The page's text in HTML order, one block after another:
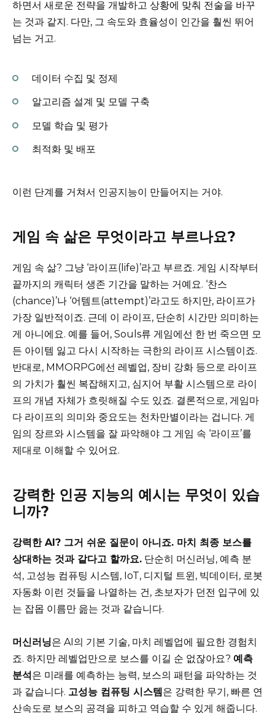
하면서 새로운 전략을 개발하고 상황에 맞춰 전술을 바꾸
는 것과 같지. 다만, 그 속도와 효율성이 인간을 훨씬 뛰어
넘는 거고.
데이터 수집 및 정제
알고리즘 설계 및 모델 구축
모델 학습 및 평가
최적화 및 배포
이런 단계를 거쳐서 인공지능이 만들어지는 거야.
게임 속 삶은 무엇이라고 부르나요?
게임 속 삶? 그냥 ‘라이프(life)’라고 부르죠. 게임 시작부터
끝까지의 캐릭터 생존 기간을 말하는 거예요. ‘찬스
(chance)’나 ‘어템트(attempt)’라고도 하지만, 라이프가
가장 일반적이죠. 근데 이 라이프, 단순히 시간만 의미하는
게 아니에요. 예를 들어, Souls류 게임에선 한 번 죽으면 모
든 아이템 잃고 다시 시작하는 극한의 라이프 시스템이죠.
반대로, MMORPG에선 레벨업, 장비 강화 등으로 라이프
의 가치가 훨씬 복잡해지고, 심지어 부활 시스템으로 라이
프의 개념 자체가 흐릿해질 수도 있죠. 결론적으로, 게임마
다 라이프의 의미와 중요도는 천차만별이라는 겁니다. 게
임의 장르와 시스템을 잘 파악해야 그 게임 속 ‘라이프’를
제대로 이해할 수 있어요.
강력한 인공 지능의 예시는 무엇이 있습
니까?
강력한 AI? 그거 쉬운 질문이 아니죠. 마치 최종 보스를
상대하는 것과 같다고 할까요. 단순히 머신러닝, 예측 분
석, 고성능 컴퓨팅 시스템, IoT, 디지털 트윈, 빅데이터, 로봇
자동화 이런 것들을 나열하는 건, 초보자가 던전 입구에 있
는 잡몹 이름만 읊는 것과 같습니다.
머신러닝은 AI의 기본 기술, 마치 레벨업에 필요한 경험치
죠. 하지만 레벨업만으로 보스를 이길 순 없잖아요? 예측
분석은 미래를 예측하는 능력, 보스의 패턴을 파악하는 것
과 같습니다. 고성능 컴퓨팅 시스템은 강력한 무기, 빠른 연
산속도로 보스의 공격을 피하고 역습할 수 있게 해줍니다.